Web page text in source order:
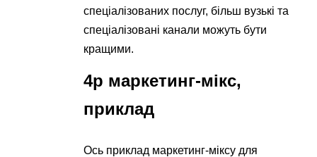
спеціалізованих послуг, більш вузькі та
спеціалізовані канали можуть бути
кращими.
4p маркетинг-мікс,
приклад
Ось приклад маркетинг-міксу для